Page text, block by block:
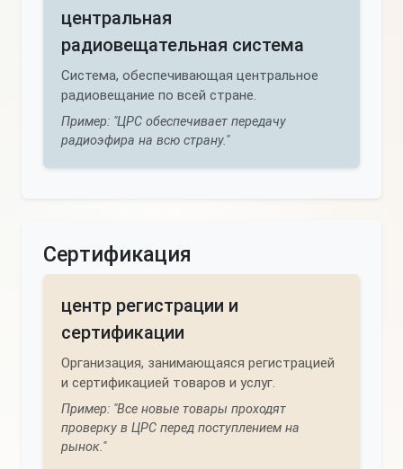
центральная
радиовещательная система
Система, обеспечивающая центральное
радиовещание по всей стране.
Пример: "ЦРС обеспечивает передачу
радиоэфира на всю страну."
Сертификация
центр регистрации и
сертификации
Организация, занимающаяся регистрацией
и сертификацией товаров и услуг.
Пример: "Все новые товары проходят
проверку в ЦРС перед поступлением на
рынок."